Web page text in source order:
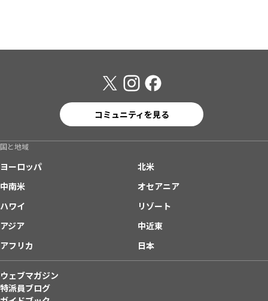
コミュニティを見る
国と地域
ヨーロッパ
北米
中南米
オセアニア
ハワイ
リゾート
アジア
中近東
アフリカ
日本
ウェブマガジン
特派員ブログ